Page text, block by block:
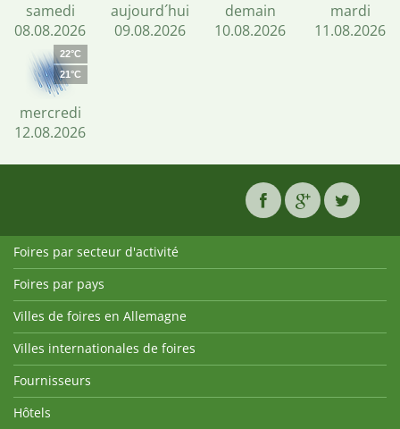
samedi
08.08.2026
aujourd´hui
09.08.2026
demain
10.08.2026
mardi
11.08.2026
22°C
21°C
mercredi
12.08.2026
Foires par secteur d'activité
Foires par pays
Villes de foires en Allemagne
Villes internationales de foires
Fournisseurs
Hôtels